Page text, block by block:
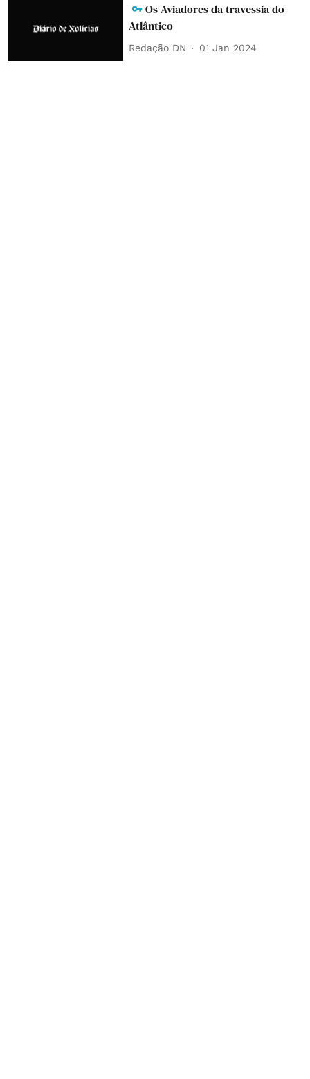
Os Aviadores da travessia do
Atlântico
Redação DN 01 Jan 2024